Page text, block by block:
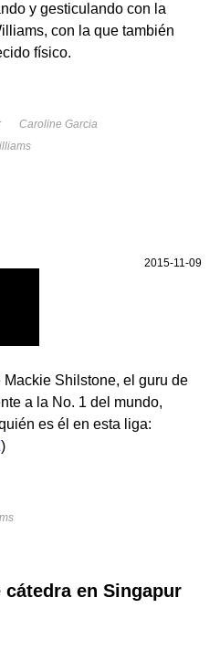
y gesticulando con la
con la que también
físico.
Caroline Garcia
2015-11-09
Shilstone, el guru de
a la No. 1 del mundo,
es él en esta liga:
)
en Singapur